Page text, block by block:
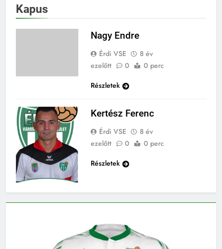
Kapus
Nagy Endre
Érdi VSE
8 év
ezelőtt
0
0 perc
Részletek
Kertész Ferenc
Érdi VSE
8 év
ezelőtt
0
0 perc
Részletek